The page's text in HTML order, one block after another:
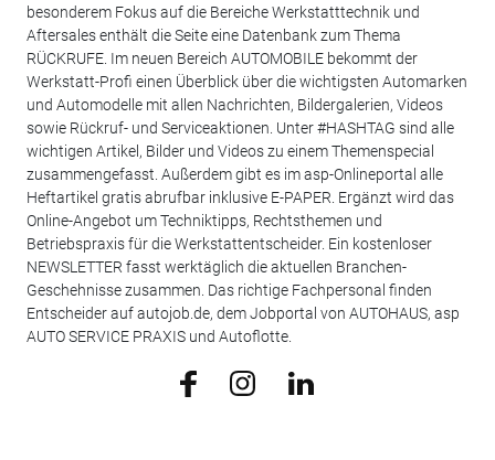
besonderem Fokus auf die Bereiche Werkstatttechnik und
Aftersales enthält die Seite eine Datenbank zum Thema
RÜCKRUFE. Im neuen Bereich AUTOMOBILE bekommt der
Werkstatt-Profi einen Überblick über die wichtigsten Automarken
und Automodelle mit allen Nachrichten, Bildergalerien, Videos
sowie Rückruf- und Serviceaktionen. Unter #HASHTAG sind alle
wichtigen Artikel, Bilder und Videos zu einem Themenspecial
zusammengefasst. Außerdem gibt es im asp-Onlineportal alle
Heftartikel gratis abrufbar inklusive E-PAPER. Ergänzt wird das
Online-Angebot um Techniktipps, Rechtsthemen und
Betriebspraxis für die Werkstattentscheider. Ein kostenloser
NEWSLETTER fasst werktäglich die aktuellen Branchen-
Geschehnisse zusammen. Das richtige Fachpersonal finden
Entscheider auf autojob.de, dem Jobportal von AUTOHAUS, asp
AUTO SERVICE PRAXIS und Autoflotte.